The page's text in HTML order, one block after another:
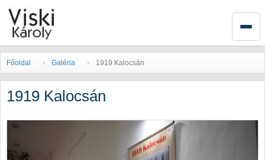
Főoldal Galéria 1919 Kalocsán
1919 Kalocsán